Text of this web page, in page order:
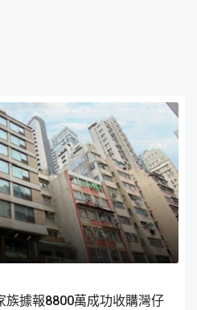
族據報8800萬成功收購灣仔